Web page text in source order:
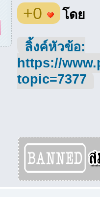
+0 โดย
ลิ้งค์หัวข้อ:
https://
topic=7377